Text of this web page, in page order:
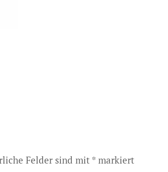
Felder sind mit* markiert